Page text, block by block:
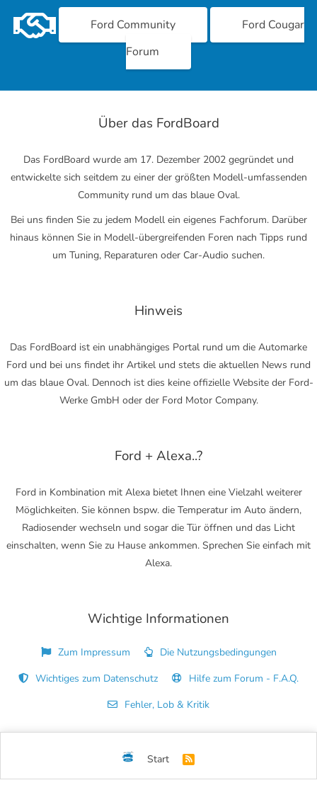
Ford Community
Ford Cougar
Forum
Über das FordBoard
Das FordBoard wurde am 17. Dezember 2002 gegründet und
entwickelte sich seitdem zu einer der größten Modell-umfassenden
Community rund um das blaue Oval.
Bei uns finden Sie zu jedem Modell ein eigenes Fachforum. Darüber
hinaus können Sie in Modell-übergreifenden Foren nach Tipps rund
um Tuning, Reparaturen oder Car-Audio suchen.
Hinweis
Das FordBoard ist ein unabhängiges Portal rund um die Automarke
Ford und bei uns findet ihr Artikel und stets die aktuellen News rund
um das blaue Oval. Dennoch ist dies keine offizielle Website der Ford-
Werke GmbH oder der Ford Motor Company.
Ford + Alexa..?
Ford in Kombination mit Alexa bietet Ihnen eine Vielzahl weiterer
Möglichkeiten. Sie können bspw. die Temperatur im Auto ändern,
Radiosender wechseln und sogar die Tür öffnen und das Licht
einschalten, wenn Sie zu Hause ankommen. Sprechen Sie einfach mit
Alexa.
Wichtige Informationen
Zum Impressum
Die Nutzungsbedingungen
Wichtiges zum Datenschutz
Hilfe zum Forum - F.A.Q.
Fehler, Lob & Kritik
Start
R
S